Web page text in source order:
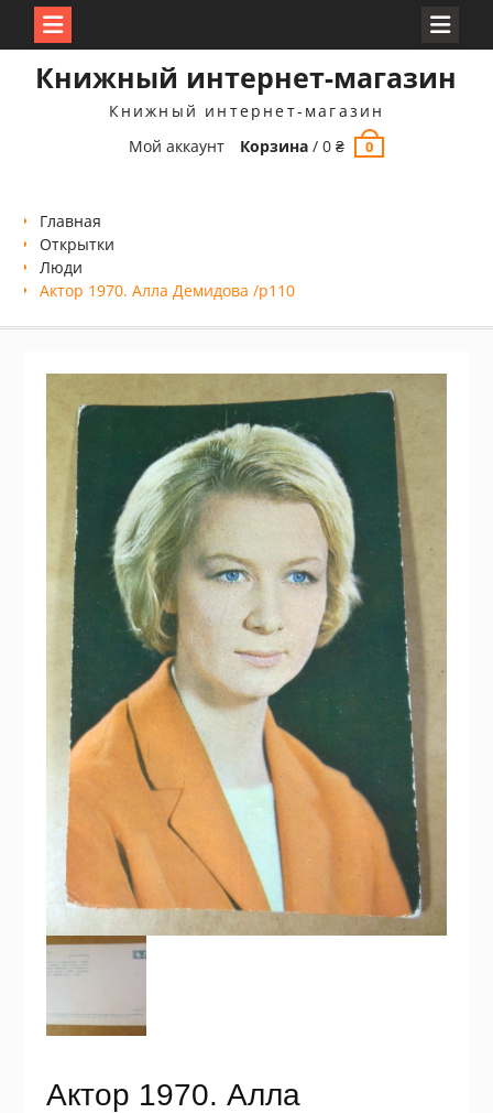
Книжный интернет-магазин
Книжный интернет-магазин
Мой аккаунт
Корзина /0₴ 0
Главная
Открытки
Люди
Актор 1970. Алла Демидова /p110
Актор 1970. Алла